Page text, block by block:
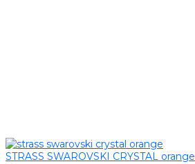
STRASS SWAROVSKI CRYSTAL orange